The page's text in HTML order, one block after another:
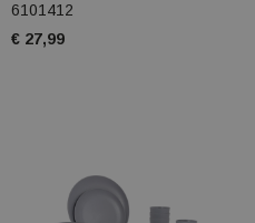
6101412
€ 27,99